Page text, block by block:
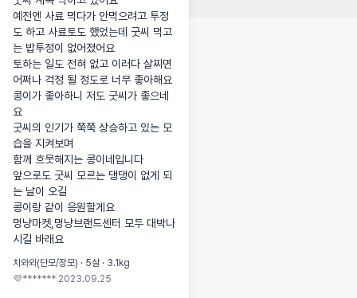
예전엔 사료 먹다가 안먹으려고 투정
도 하고 사료토도 했었는데 굿씨 먹고
는 밥투정이 없어졌어요
토하는 일도 전혀 없고 이러다 살찌면
어쩌나 걱정 될 정도로 너무 좋아해요
콩이가 좋아하니 저도 굿씨가 좋으네
요
굿씨의 인기가 쭉쭉 상승하고 있는 모
습을 지켜보며
함께 흐뭇해지는 콩이네입니다
앞으로도 굿씨 모르는 댕댕이 없게 되
는 날이 오길
콩이랑 같이 응원할게요
멍냥마켓,멍냥브랜드센터 모두 대박나
시길 바래요
치와와(단모/장모) · 5살 · 3.1kg
💜******* 2023.09.25